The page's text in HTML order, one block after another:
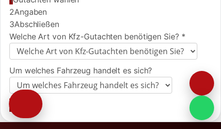
2Angaben
3Abschließen
Welche Art von Kfz-Gutachten benötigen Sie? *
Um welches Fahrzeug handelt es sich?